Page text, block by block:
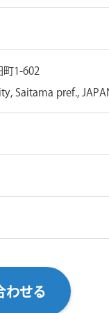
1-602
Saitama pref.,
わせる